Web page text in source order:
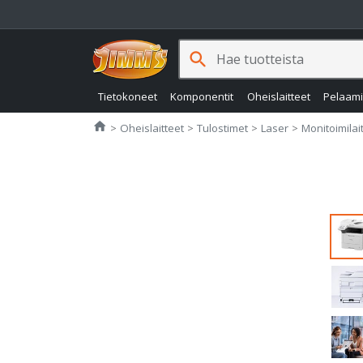
Tietokoneet Komponentit Oheislaitteet
search
home Jimms.fi
Oheislaitteet Tulostimet Laser